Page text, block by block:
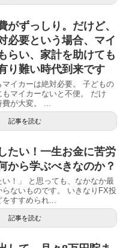
がずっしり。だけど、
必要という場合、マイ
らい、家計を助けても
り難い時代到来です
イカーは絶対必要。 子どもの
マイカーないと不便。 だけ
が大変。 ...
記事を読む
たい！一生お金に苦労
から学ぶべきなのか？
い！」 と思っても、なかなか最
ないものです。 いきなりFX投
すすめられ...
記事を読む